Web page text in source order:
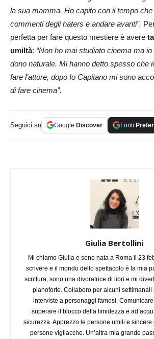
la sua mamma. Ho capito con il tempo
commenti degli haters e andare avanti”.
perfetta per fare questo mestiere è avere
umiltà: “Non ho mai studiato cinema ma
dono naturale. Mi hanno detto spesso che
fare l’attore, dopo Io Capitano mi sono
di fare cinema”.
Seguici su Google Discover Fonti
Giulia Bertollini
Mi chiamo Giulia e sono nata a Roma il 23
scrivere e il mondo dello spettacolo è la mia
scrittura, sono una divoratrice di libri e mi
pianoforte. Collaboro per alcuni settimanali
interviste a personaggi famosi.
superare il blocco della timidezza e ad
sicurezza. Apprezzo le persone umili e sincere
persone vigliacche. Un’altra mia grande